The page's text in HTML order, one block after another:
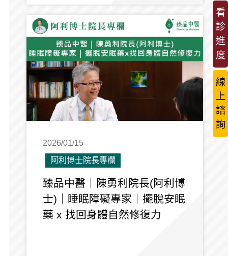
看
診
進
度
線
上
諮
詢
2026/01/15
阿利博士院長專欄
臻品中醫｜陳勇利院長(阿利博
士)｜睡眠障礙專家｜擺脫安眠
藥 x 找回身體自然修復力